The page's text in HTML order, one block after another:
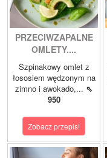
PRZECIWZAPALNE
OMLETY....
Szpinakowy omlet z
łososiem wędzonym na
zimno i awokado,... ⇖
950
Zobacz przepis!